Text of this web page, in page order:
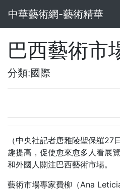
中華藝術網-藝術精華
巴西藝術市
分類:國際
（中央社記者唐雅陵聖保羅27
趣提高，促使愈來愈多人看展
和外國人關注巴西藝術市場。
藝術市場專家費柳（Ana